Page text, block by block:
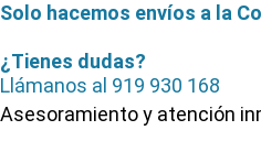
Solo hacemos envíos a la
¿Tienes dudas?
Llámanos al 919 930 168
Asesoramiento y atención